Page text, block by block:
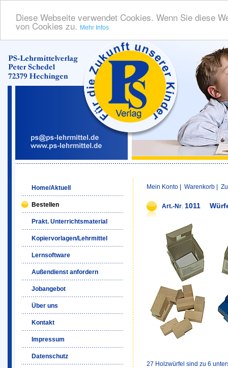
Diese Webseite verwendet Cookies. Wenn Sie diese
von Cookies zu. Mehr Infos
Home/Aktuell
Bestellen
Prakt. Unterrichtsmaterial
Kopiervorlagen/Lehrmittel
Lernsoftware
Außendienst anfordern
Jobangebot
Über uns
Kontakt
Impressum
Datenschutz
Mein Konto Warenkorb
Art.-Nr. 1011
27 Holzwürfel sind zu 6